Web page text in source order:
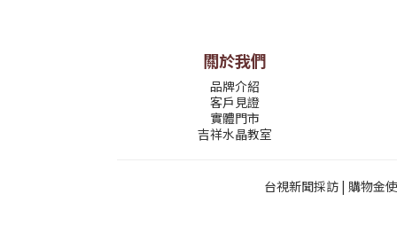
關於我們
品牌介紹
客戶見證
實體門市
吉祥水晶教室
台視新聞採訪| 購物金